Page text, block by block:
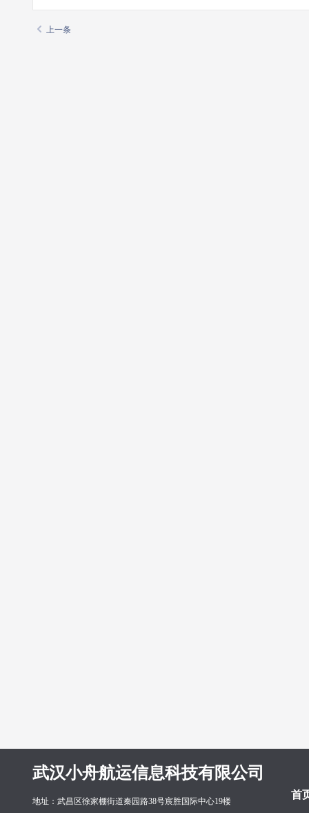
上一条
武汉小舟航运信息科技有限公司
首
地址：武昌区徐家棚街道秦园路38号宸胜国际中心19楼